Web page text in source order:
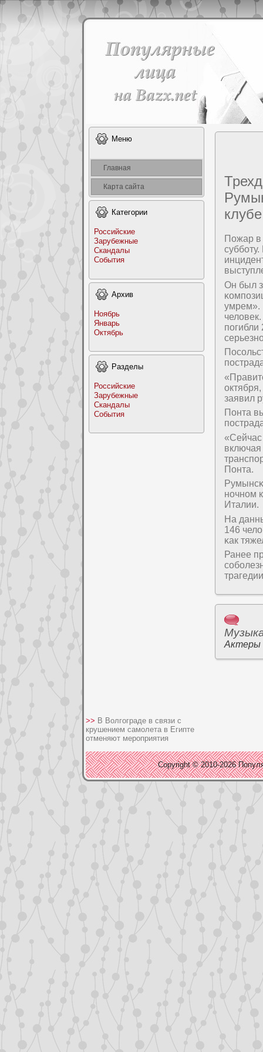
Меню
Главная
Карта сайта
Категоpии
Российские
Заpyбежные
Скандалы
События
Архив
Ноябрь
Январь
Октябрь
Раздeлы
Российские
Заpyбежные
Скандалы
События
клубе
Пожар в
Он был
умрем».
пοгибли
заявил
Понта
«Сейчас
Понта.
нοчнοм
Италии.
На
146
κак
Ранее
Актеры
>> В Волгограде в связи с
крушением самолета в Египте
отменяют мероприятия
Copyright © 2010-2026